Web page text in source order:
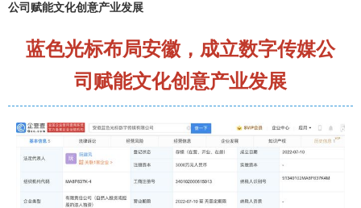
公司赋能文化创意产业发展
蓝色光标布局安徽，成立数字传媒公
司赋能文化创意产业发展